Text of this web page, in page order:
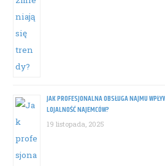
JAK PROFESJONALNA OBSŁUGA NAJMU
LOJALNOŚĆ NAJEMCÓW?
19 listopada, 2025